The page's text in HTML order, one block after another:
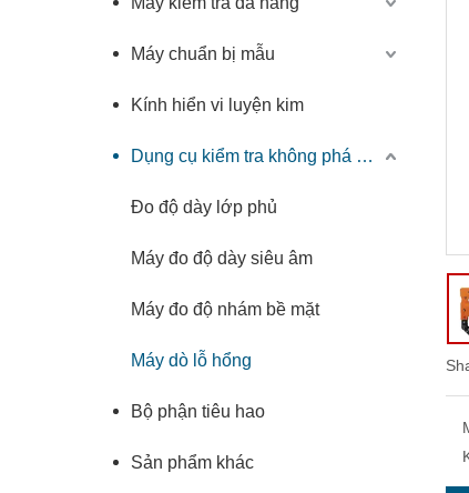
Máy chuẩn bị mẫu
Kính hiển vi luyện kim
Dụng cụ kiểm tra không phá hủy
Đo độ dày lớp phủ
Máy đo độ dày siêu âm
Máy đo độ nhám bề mặt
Máy dò lỗ hổng
Bộ phận tiêu hao
Sản phẩm khác